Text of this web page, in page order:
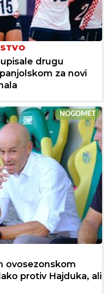
drugu
za novi
NOGOMET
ovosezonskom
protiv Hajduka, ali